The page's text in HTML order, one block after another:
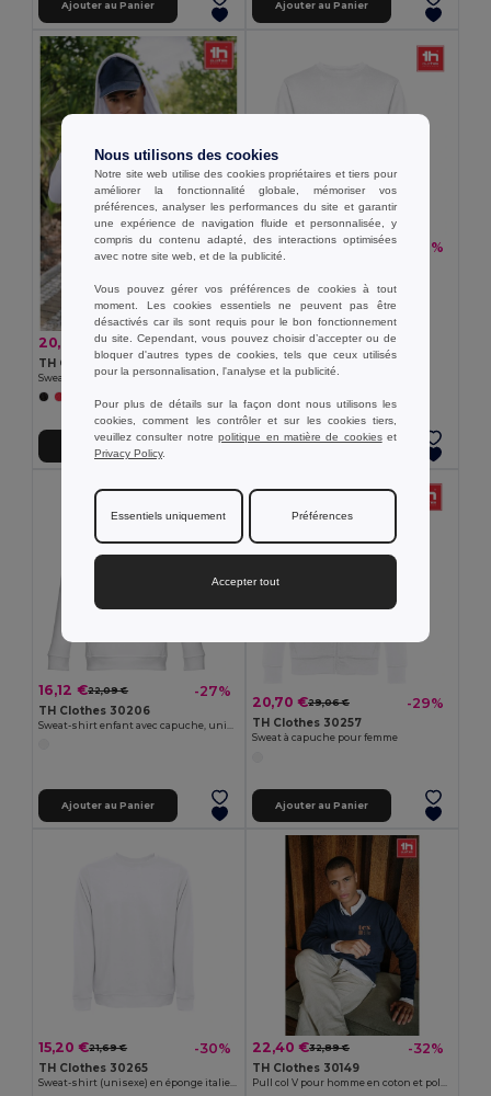
Ajouter au Panier Ajouter au Panier
20,70 €27,24 € -24%
TH Clothes 30161
Sweat-shirt homme en coton et polyester
14,25 € -22%
Sweat-shirt unisexe col rond
Ajouter au Panier
16,12 €22,09 € -27%
TH Clothes 30206
Sweat-shirt enfant avec capuche, unisexe
Ajouter au Panier
20,70 €29,06 € -29%
TH Clothes 30257
Sweat à capuche pour femme
Ajouter au Panier
15,20 €21,69 € -30%
TH Clothes 30265
Sweat-shirt (unisexe) en éponge italienne sans carte. Couleur blanche
22,40 €32,89 € -32%
TH Clothes 30149
Pull col V pour homme en coton et polyamide
Nous utilisons des cookies
Notre site web utilise des cookies propriétaires et tiers pour
améliorer la fonctionnalité globale, mémoriser vos
préférences, analyser les performances du site et garantir
une expérience de navigation fluide et personnalisée, y
compris du contenu adapté, des interactions optimisées
avec notre site web, et de la publicité.
Vous pouvez gérer vos préférences de cookies à tout
moment. Les cookies essentiels ne peuvent pas être
désactivés car ils sont requis pour le bon fonctionnement
du site. Cependant, vous pouvez choisir d’accepter ou de
bloquer d'autres types de cookies, tels que ceux utilisés
pour la personnalisation, l'analyse et la publicité.
Pour plus de détails sur la façon dont nous utilisons les
cookies, comment les contrôler et sur les cookies tiers,
veuillez consulter notrepolitique en matière de cookieset
Privacy Policy.
Essentiels uniquement Préférences
Accepter tout